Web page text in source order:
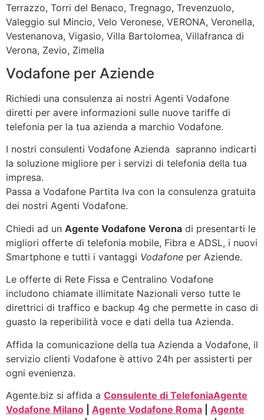
Terrazzo, Torri del Benaco, Tregnago, Trevenzuolo,
Valeggio sul Mincio, Velo Veronese, VERONA, Veronella,
Vestenanova, Vigasio, Villa Bartolomea, Villafranca di
Verona, Zevio, Zimella
Vodafone per Aziende
Richiedi una consulenza ai nostri Agenti Vodafone
diretti per avere informazioni sulle nuove tariffe di
telefonia per la tua azienda a marchio Vodafone.
I nostri consulenti Vodafone Azienda sapranno indicarti
la soluzione migliore per i servizi di telefonia della tua
impresa.
Passa a Vodafone Partita Iva con la consulenza gratuita
dei nostri Agenti Vodafone.
Chiedi ad un Agente Vodafone Verona di presentarti le
migliori offerte di telefonia mobile, Fibra e ADSL, i nuovi
Smartphone e tutti i vantaggi Vodafone per Aziende.
Le offerte di Rete Fissa e Centralino Vodafone
includono chiamate illimitate Nazionali verso tutte le
direttrici di traffico e backup 4g che permette in caso di
guasto la reperibilità voce e dati della tua Azienda.
Affida la comunicazione della tua Azienda a Vodafone, il
servizio clienti Vodafone è attivo 24h per assisterti per
ogni evenienza.
Agente.biz si affida a Consulente di TelefoniaAgente
Vodafone Milano
Agente Vodafone Roma
Agente